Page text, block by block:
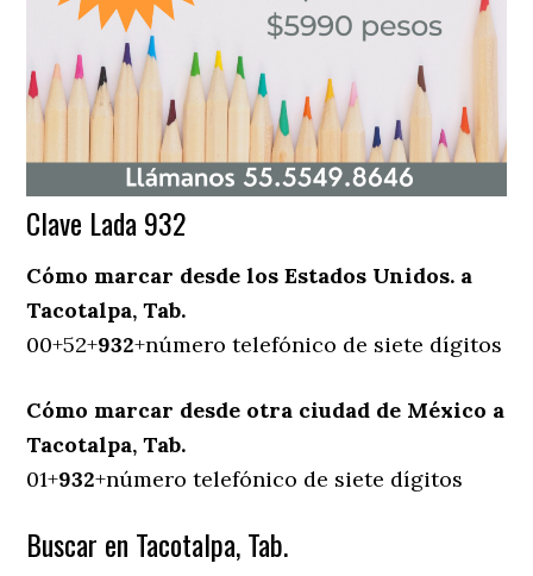
Clave Lada 932
Cómo marcar desde los Estados Unidos. a
Tacotalpa, Tab.
00+52+932+número telefónico de siete dígitos
Cómo marcar desde otra ciudad de México a
Tacotalpa, Tab.
01+932+número telefónico de siete dígitos
Buscar en Tacotalpa, Tab.